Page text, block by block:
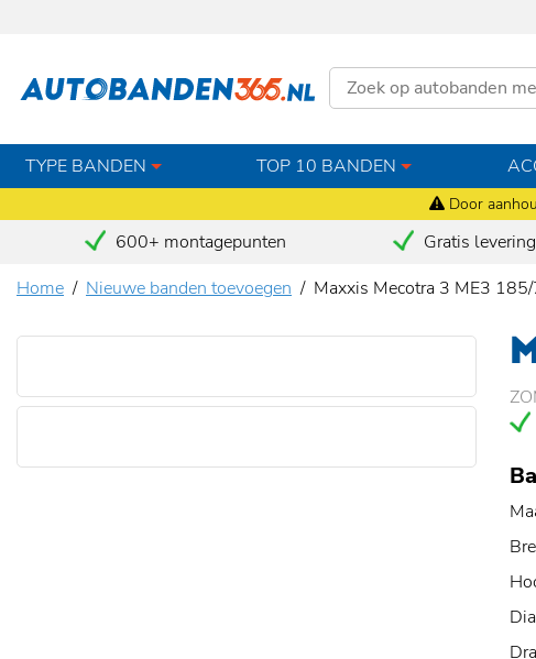
Door
TYPE BANDEN TOP 10 BANDEN
600+ montagepunten Gratis
Home
Nieuwe banden toevoegen Maxxis Mecotra 3 ME3